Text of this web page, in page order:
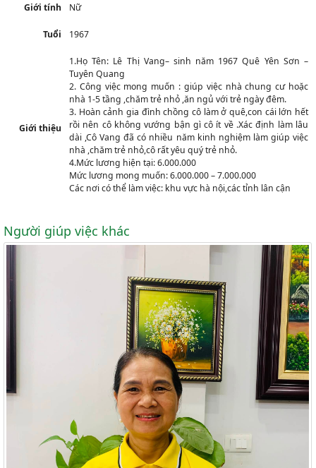
Giới tính Nữ
Tuổi 1967
Giới thiệu
1.Họ Tên: Lê Thị Vang– sinh năm 1967 Quê Yên Sơn –
Tuyên Quang
2. Công việc mong muốn : giúp việc nhà chung cư hoặc
nhà 1-5 tầng ,chăm trẻ nhỏ ,ăn ngủ với trẻ ngày đêm.
3. Hoàn cảnh gia đình chồng cô làm ở quê,con cái lớn hết
rồi nên cô không vướng bận gì cô ít về .Xác định làm lâu
dài ,Cô Vang đã có nhiều năm kinh nghiệm làm giúp việc
nhà ,chăm trẻ nhỏ,cô rất yêu quý trẻ nhỏ.
4.Mức lương hiện tại: 6.000.000
Mức lương mong muốn: 6.000.000 – 7.000.000
Các nơi có thể làm việc: khu vực hà nội,các tỉnh lân cận
Người giúp việc khác